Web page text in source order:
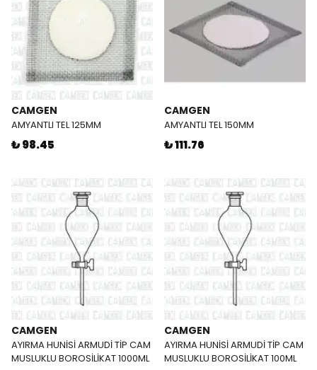
CAMGEN
AMYANTLI TEL 125MM
₺ 98.45
CAMGEN
AMYANTLI TEL 150MM
₺ 111.76
CAMGEN
AYIRMA HUNİSİ ARMUDİ TİP CAM
MUSLUKLU BOROSİLİKAT 1000ML
CAMGEN
AYIRMA HUNİSİ ARMUDİ TİP CAM
MUSLUKLU BOROSİLİKAT 100ML